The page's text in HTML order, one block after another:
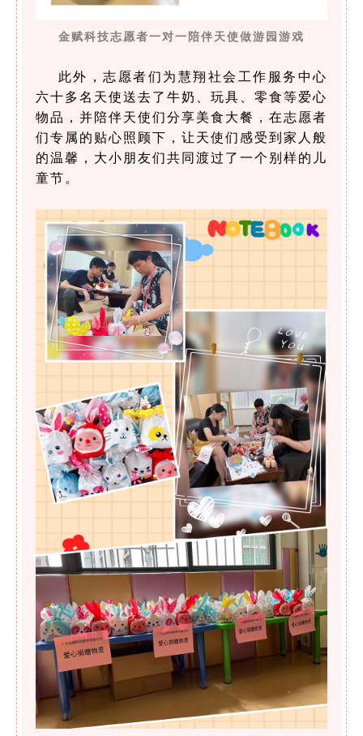
金赋科技志愿者一对一陪伴天使做游园游戏
此外，志愿者们为慧翔社会工作服务中心
六十多名天使送去了牛奶、玩具、零食等爱心
物品，并陪伴天使们分享美食大餐，在志愿者
们专属的贴心照顾下，让天使们感受到家人般
的温馨，大小朋友们共同渡过了一个别样的儿
童节。